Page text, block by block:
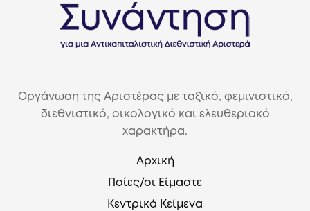
Οργάνωση της Αριστέρας με ταξικό, φεμινιστικό,
διεθνιστικό, οικολογικό και ελευθεριακό
χαρακτήρα.
Αρχική
Ποίες/οι Είμαστε
Κεντρικά Κείμενα